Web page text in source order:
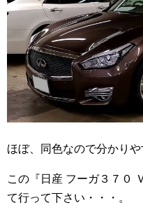
ほぼ、同色なので分かり
この『日産 フーガ３７０
て行って下さい・・・。